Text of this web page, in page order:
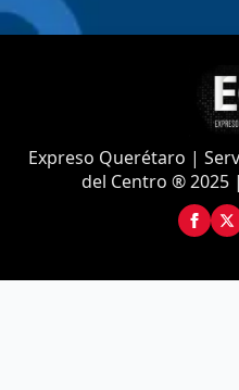
Expreso Querétaro |
del Centro ® 2025